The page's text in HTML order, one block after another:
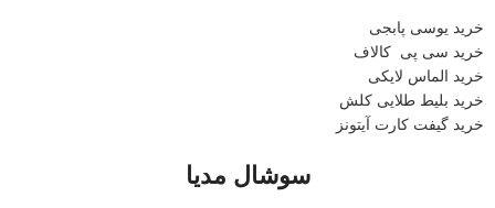
خرید یوسی پابجی
خرید سی پی کالاف
خرید الماس لایکی
خرید بلیط طلایی کلش
خرید گیفت کارت آیتونز
سوشال مدیا